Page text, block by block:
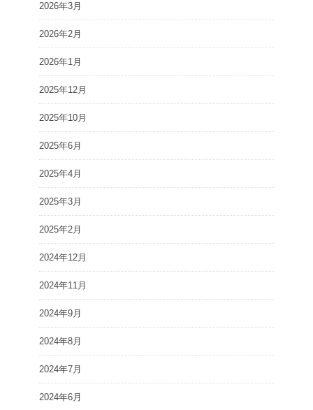
2026年3月
2026年2月
2026年1月
2025年12月
2025年10月
2025年6月
2025年4月
2025年3月
2025年2月
2024年12月
2024年11月
2024年9月
2024年8月
2024年7月
2024年6月